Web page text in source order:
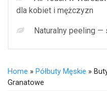
dla kobiet i mężczyzn
Naturalny peeling —
Home » Półbuty Męskie »
Granatowe